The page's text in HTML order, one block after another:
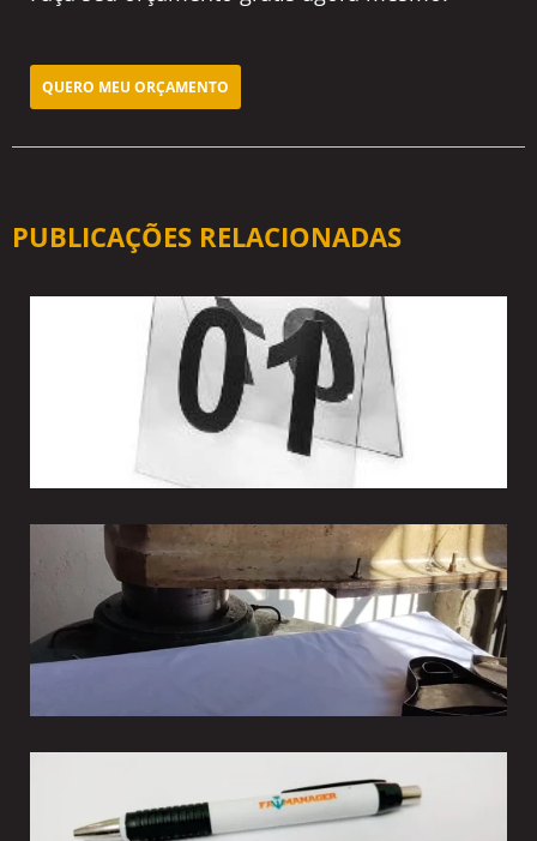
QUERO MEU ORÇAMENTO
PUBLICAÇÕES RELACIONADAS